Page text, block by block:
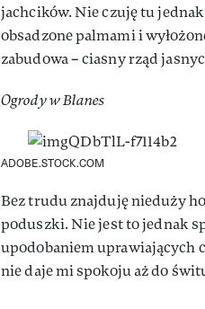
jachcików. Nie czuję tu
obsadzone palmami i
zabudowa – ciasny rząd
Ogrody w Blanes
ADOBE.STOCK.COM
Bez trudu znajduję nieduży
poduszki. Nie jest to jednak
upodobaniem uprawiających
nie daje mi spokoju aż do